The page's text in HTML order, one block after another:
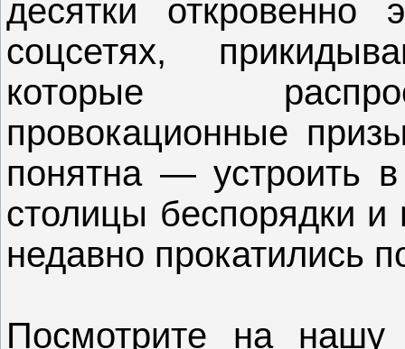
десятки откровенно
соцсетях,
которые
провокационные
понятна — устроить
столицы беспорядки и
недавно прокатились
Посмотрите на